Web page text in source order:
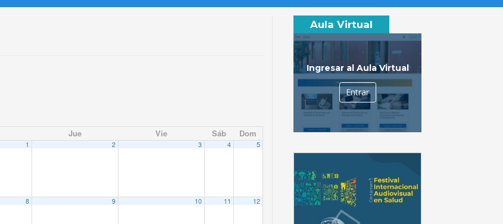
Jue Vie Sáb Dom
1 2 3 4 5
8 9 10 11 12
Aula Virtual
Ingresar al Aula Virtual
Entrar